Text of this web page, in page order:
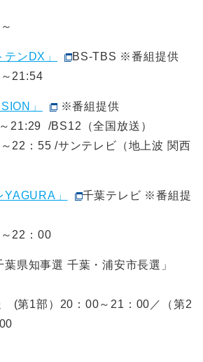
テンDX」
BS-TBS ※番組提供
21:54
」
※番組提供
21:29 /BS12（全国放送）
22：55 /サンテレビ（地上波 関西
YAGURA」
千葉テレビ ※番組提
22：00
県知事選 千葉・浦安市長選」
(第1部）20：00～21：00／（第2